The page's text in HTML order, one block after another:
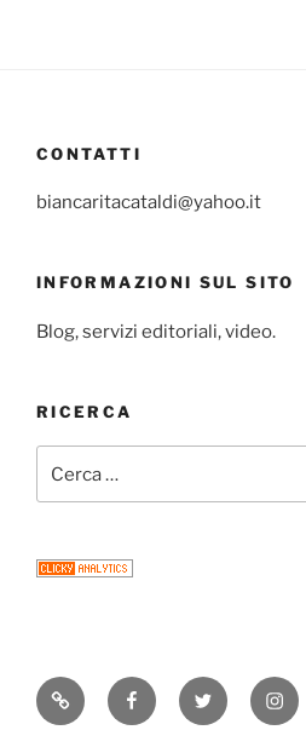
CONTATTI
biancaritacataldi@yahoo.it
INFORMAZIONI SUL SITO
Blog, servizi editoriali, video.
RICERCA
Consigli
di
FacebookTwitter